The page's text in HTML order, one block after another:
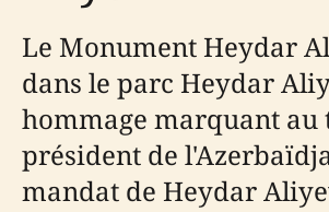
Le Monument Heydar
dans le parc Heydar
hommage marquant au
président de
mandat de Heydar